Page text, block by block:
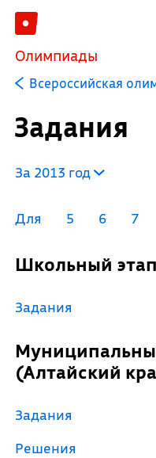
Олимпиады
Всероссийская
Задания
За 2013 год
Для 5 6 7
Школьный этап
Задания
(Алтайский
Задания
Решения